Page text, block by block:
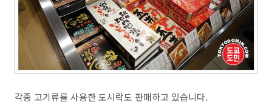
각종 고기류를 사용한 도시락도 판매하고 있습니다.